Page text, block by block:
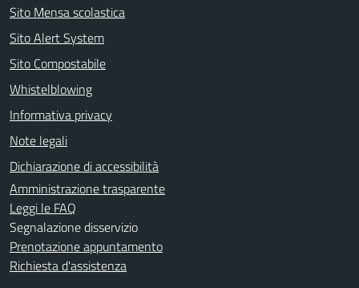
Sito Mensa scolastica
Sito Alert System
Sito Compostabile
Whistelblowing
Informativa privacy
Note legali
Dichiarazione di accessibilità
Amministrazione trasparente
Leggi le FAQ
Segnalazione disservizio
Prenotazione appuntamento
Richiesta d'assistenza